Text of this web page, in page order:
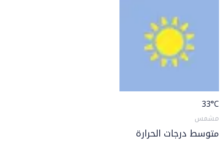
33°C
مشمس
متوسط درجات الحرارة